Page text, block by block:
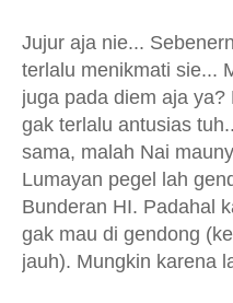
Jujur aja nie...
terlalu menikmati sie...
juga pada diem aja
gak terlalu antusias
sama, malah Nai
Lumayan pegel lah
Bunderan HI. Padahal
gak mau di gendong
jauh). Mungkin karena